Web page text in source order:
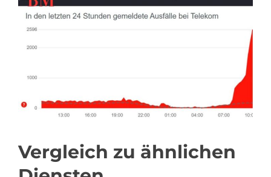
Vergleich zu ähnlichen